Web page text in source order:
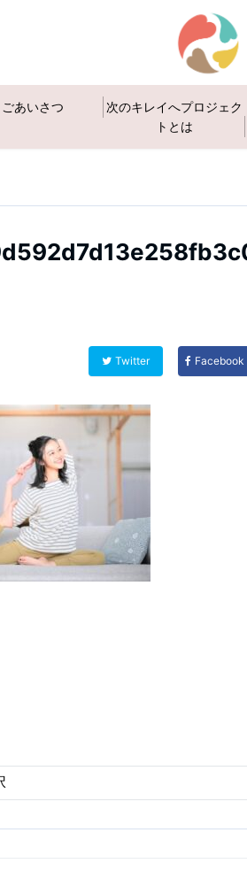
ごあいさつ
次のキレイへプロジェク
トとは
Twitter Facebook